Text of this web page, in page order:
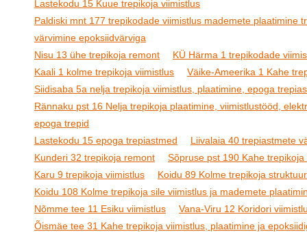
Lastekodu 15 Kuue trepikoja viimistlus
Paldiski mnt 177 trepikodade viimistlus mademete plaatimine
värvimine epoksiidvärviga
Nisu 13 ühe trepikoja remont
KÜ Härma 1 trepikodade
Kaali 1 kolme trepikoja viimistlus
Väike-Ameerika 1 Kahe
Siidisaba 5a nelja trepikoja viimistlus, plaatimine, epoga
Rännaku pst 16 Nelja trepikoja plaatimine, viimistlustööd,
epoga trepid
Lastekodu 15 epoga trepiastmed
Liivalaia 40 trepiastmete
Kunderi 32 trepikoja remont
Sõpruse pst 190 Kahe
Karu 9 trepikoja viimistlus
Koidu 89 Kolme trepikoja
Koidu 108 Kolme trepikoja sile viimistlus ja mademete
Nõmme tee 11 Esiku viimistlus
Vana-Viru 12 Koridori
Õismäe tee 31 Kahe trepikoja viimistlus, plaatimine ja